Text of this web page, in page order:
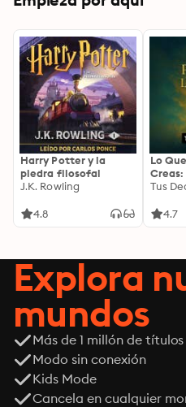
Harry Potter y la
piedra filosofal
J.K. Rowling
4.8
Lo
Creas:
tu
Tus
4.7
Explora
mundos
Más de 1 millón de títulos
Modo sin conexión
Kids Mode
Cancela en cualquier